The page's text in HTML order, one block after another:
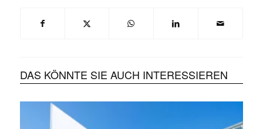
DAS KÖNNTE SIE AUCH INTERESSIEREN